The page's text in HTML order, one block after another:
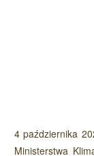
4 października
Ministerstwa